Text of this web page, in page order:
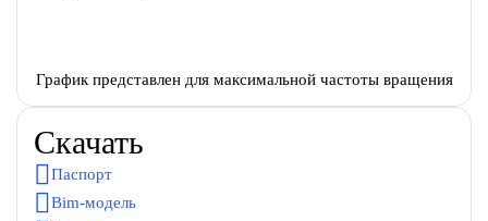
График представлен для максимальной частоты вращения
Скачать
Паспорт
Bim-модель